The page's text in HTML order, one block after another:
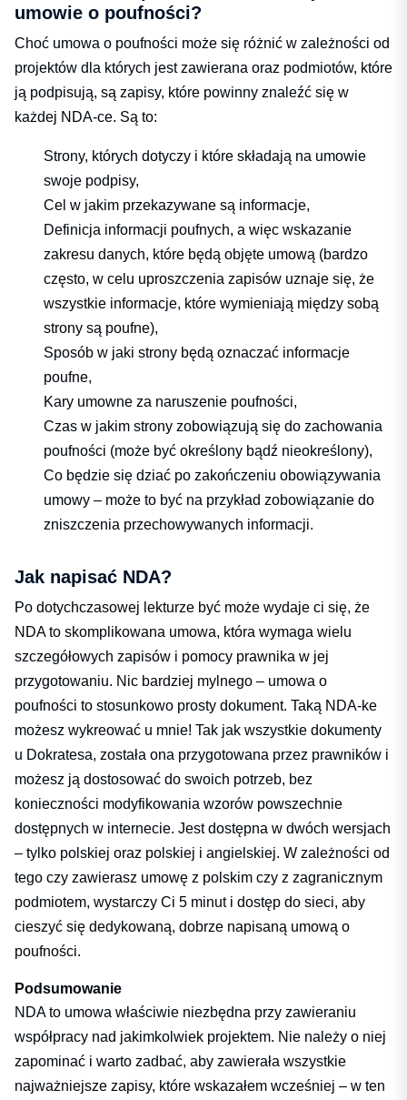
umowie o poufności?
Choć umowa o poufności może się różnić w zależności od
projektów dla których jest zawierana oraz podmiotów, które
ją podpisują, są zapisy, które powinny znaleźć się w
każdej NDA-ce. Są to:
Strony, których dotyczy i które składają na umowie
swoje podpisy,
Cel w jakim przekazywane są informacje,
Definicja informacji poufnych, a więc wskazanie
zakresu danych, które będą objęte umową (bardzo
często, w celu uproszczenia zapisów uznaje się, że
wszystkie informacje, które wymieniają między sobą
strony są poufne),
Sposób w jaki strony będą oznaczać informacje
poufne,
Kary umowne za naruszenie poufności,
Czas w jakim strony zobowiązują się do zachowania
poufności (może być określony bądź nieokreślony),
Co będzie się dziać po zakończeniu obowiązywania
umowy – może to być na przykład zobowiązanie do
zniszczenia przechowywanych informacji.
Jak napisać NDA?
Po dotychczasowej lekturze być może wydaje ci się, że
NDA to skomplikowana umowa, która wymaga wielu
szczegółowych zapisów i pomocy prawnika w jej
przygotowaniu. Nic bardziej mylnego – umowa o
poufności to stosunkowo prosty dokument. Taką NDA-ke
możesz wykreować u mnie! Tak jak wszystkie dokumenty
u Dokratesa, została ona przygotowana przez prawników i
możesz ją dostosować do swoich potrzeb, bez
konieczności modyfikowania wzorów powszechnie
dostępnych w internecie. Jest dostępna w dwóch wersjach
– tylko polskiej oraz polskiej i angielskiej. W zależności od
tego czy zawierasz umowę z polskim czy z zagranicznym
podmiotem, wystarczy Ci 5 minut i dostęp do sieci, aby
cieszyć się dedykowaną, dobrze napisaną umową o
poufności.
Podsumowanie
NDA to umowa właściwie niezbędna przy zawieraniu
współpracy nad jakimkolwiek projektem. Nie należy o niej
zapominać i warto zadbać, aby zawierała wszystkie
najważniejsze zapisy, które wskazałem wcześniej – w ten